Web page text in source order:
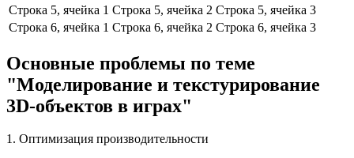
Строка 5, ячейка 1 Строка 5, ячейка 2 Строка 5, ячейка 3
Строка 6, ячейка 1 Строка 6, ячейка 2 Строка 6, ячейка 3
Основные проблемы по теме
"Моделирование и текстурирование
3D-объектов в играх"
1. Оптимизация производительности